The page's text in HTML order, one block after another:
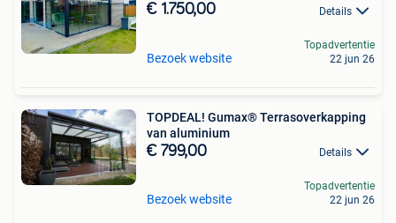
€ 1.750,00 Details
Bezoek website
Topadvertentie
22 jun 26
TOPDEAL! Gumax® Terrasoverkapping
van aluminium
€ 799,00 Details
Bezoek website
Topadvertentie
22 jun 26